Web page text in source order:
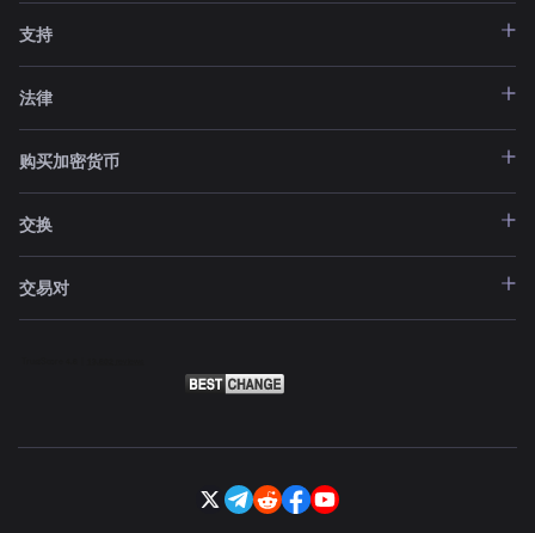
支持
法律
购买加密货币
交换
交易对